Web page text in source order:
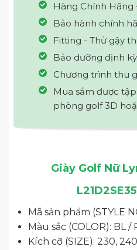
Hàng Chính Hãng
Bảo hành chính
Fitting - Thử gậy
Bảo dưỡng định
Chương trình thu
Mua sắm được
phòng golf 3D
Giày Golf Nữ
Mã sản phẩm (STYLE
Màu sắc (COLOR): BL /
Kích cỡ (SIZE): 230,